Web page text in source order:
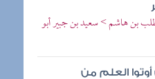
بن هاشم > سعيد بن جبير أبو
أوتوا العلم من